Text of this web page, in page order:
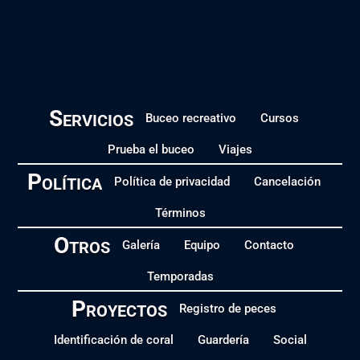
Servicios Buceo recreativo Cursos
Prueba el buceo Viajes
Política Política de privacidad Cancelación
Términos
Otros Galería Equipo Contacto
Temporadas
Proyectos Registro de peces
Identificación de coral Guardería Social